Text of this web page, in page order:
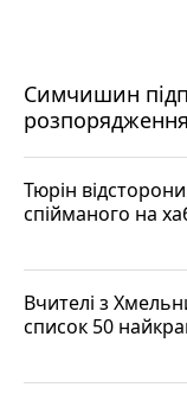
Симчишин
Тюрін
спійманого на
Вчителі з
список 50